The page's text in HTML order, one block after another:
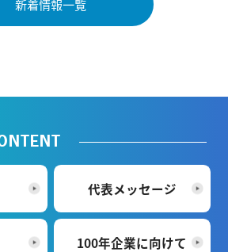
新着情報一覧
代表メッセージ
100年企業に向けて